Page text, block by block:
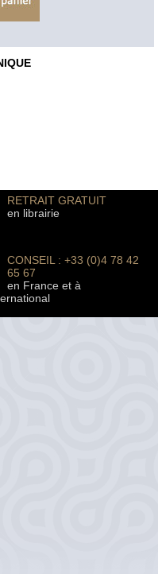
RETRAIT GRATUIT
en librairie
CONSEIL : +33 (0)4 78 42
65 67
en France et à